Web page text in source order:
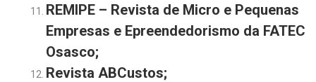
REMIPE – Revista de Micro e Pequenas
Empresas e Epreendedorismo da FATEC
Osasco;
Revista ABCustos;